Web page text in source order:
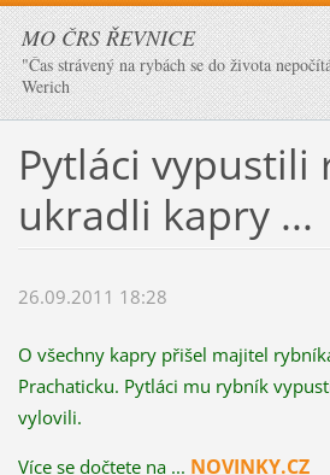
MO ČRS ŘEVNICE
"Čas strávený na rybách se do života
Werich
Pytláci vypustili
ukradli kapry ...
26.09.2011 18:28
O všechny kapry přišel majitel
Prachaticku. Pytláci mu rybník
vylovili.
Více se dočtete na ... NOVINKY.CZ